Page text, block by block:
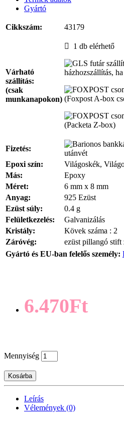
Gyártó
Cikkszám: 43179
Várható
szállítás:
(csak
munkanapokon)
1 db elérhető
házhozszállítás,
(Foxpost A-box
(Packeta Z-box)
Fizetés:
utánvét
Epoxi szín:
Világoskék,
Más:
Epoxy
Méret:
6 mm x 8 mm
Anyag:
925 Ezüst
Ezüst súly:
0.4 g
Felületkezelés:
Galvanizálás
Kristály:
Kövek száma : 2
Záróvég:
ezüst pillangó stift
Gyártó és EU-ban felelős személy:
6.470Ft
Mennyiség
Kosárba
Leírás
Vélemények (0)